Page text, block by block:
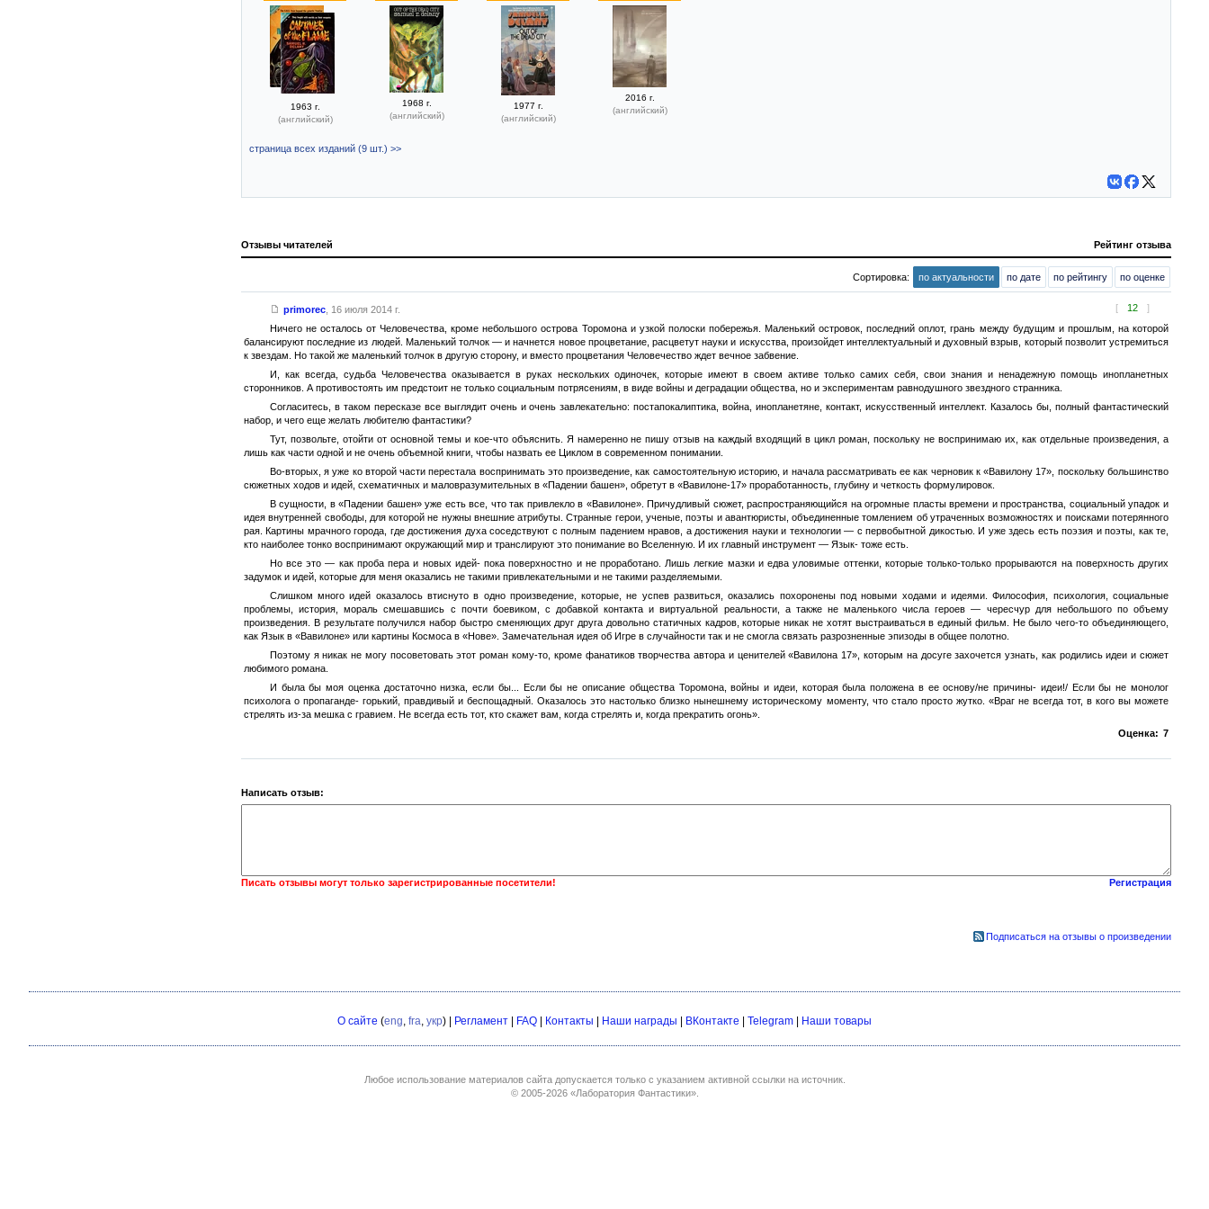
1963 г.
(английский)
1968 г.
(английский)
1977 г.
(английский)
2016 г.
(английский)
страница всех изданий (9 шт.) >>
Отзывы читателей Рейтинг отзыва
Сортировка: по актуальности по дате по рейтингу по оценке
[ 12 ]
primorec, 16 июля 2014 г.
Ничего не осталось от Человечества, кроме небольшого острова Торомона и узкой полоски побережья. Маленький островок, последний оплот, грань между будущим и прошлым, на которой
балансируют последние из людей. Маленький толчок — и начнется новое процветание, расцветут науки и искусства, произойдет интеллектуальный и духовный взрыв, который позволит устремиться
к звездам. Но такой же маленький толчок в другую сторону, и вместо процветания Человечество ждет вечное забвение.
И, как всегда, судьба Человечества оказывается в руках нескольких одиночек, которые имеют в своем активе только самих себя, свои знания и ненадежную помощь инопланетных
сторонников. А противостоять им предстоит не только социальным потрясениям, в виде войны и деградации общества, но и экспериментам равнодушного звездного странника.
Согласитесь, в таком пересказе все выглядит очень и очень завлекательно: постапокалиптика, война, инопланетяне, контакт, искусственный интеллект. Казалось бы, полный фантастический
набор, и чего еще желать любителю фантастики?
Тут, позвольте, отойти от основной темы и кое-что объяснить. Я намеренно не пишу отзыв на каждый входящий в цикл роман, поскольку не воспринимаю их, как отдельные произведения, а
лишь как части одной и не очень объемной книги, чтобы назвать ее Циклом в современном понимании.
Во-вторых, я уже ко второй части перестала воспринимать это произведение, как самостоятельную историю, и начала рассматривать ее как черновик к «Вавилону 17», поскольку большинство
сюжетных ходов и идей, схематичных и маловразумительных в «Падении башен», обретут в «Вавилоне-17» проработанность, глубину и четкость формулировок.
В сущности, в «Падении башен» уже есть все, что так привлекло в «Вавилоне». Причудливый сюжет, распространяющийся на огромные пласты времени и пространства, социальный упадок и
идея внутренней свободы, для которой не нужны внешние атрибуты. Странные герои, ученые, поэты и авантюристы, объединенные томлением об утраченных возможностях и поисками потерянного
рая. Картины мрачного города, где достижения духа соседствуют с полным падением нравов, а достижения науки и технологии — с первобытной дикостью. И уже здесь есть поэзия и поэты, как те,
кто наиболее тонко воспринимают окружающий мир и транслируют это понимание во Вселенную. И их главный инструмент — Язык- тоже есть.
Но все это — как проба пера и новых идей- пока поверхностно и не проработано. Лишь легкие мазки и едва уловимые оттенки, которые только-только прорываются на поверхность других
задумок и идей, которые для меня оказались не такими привлекательными и не такими разделяемыми.
Слишком много идей оказалось втиснуто в одно произведение, которые, не успев развиться, оказались похоронены под новыми ходами и идеями. Философия, психология, социальные
проблемы, история, мораль смешавшись с почти боевиком, с добавкой контакта и виртуальной реальности, а также не маленького числа героев — чересчур для небольшого по объему
произведения. В результате получился набор быстро сменяющих друг друга довольно статичных кадров, которые никак не хотят выстраиваться в единый фильм. Не было чего-то объединяющего,
как Язык в «Вавилоне» или картины Космоса в «Нове». Замечательная идея об Игре в случайности так и не смогла связать разрозненные эпизоды в общее полотно.
Поэтому я никак не могу посоветовать этот роман кому-то, кроме фанатиков творчества автора и ценителей «Вавилона 17», которым на досуге захочется узнать, как родились идеи и сюжет
любимого романа.
И была бы моя оценка достаточно низка, если бы... Если бы не описание общества Торомона, войны и идеи, которая была положена в ее основу/не причины- идеи!/ Если бы не монолог
психолога о пропаганде- горький, правдивый и беспощадный. Оказалось это настолько близко нынешнему историческому моменту, что стало просто жутко. «Враг не всегда тот, в кого вы можете
стрелять из-за мешка с гравием. Не всегда есть тот, кто скажет вам, когда стрелять и, когда прекратить огонь».
Оценка: 7
Написать отзыв:
Писать отзывы могут только зарегистрированные посетители! Регистрация
Подписаться на отзывы о произведении
О сайте (eng fra укр) | Регламент | FAQ | Контакты | Наши награды | ВКонтакте | Telegram | Наши товары
Любое использование материалов сайта допускается только с указанием активной ссылки на источник.
© 2005-2026 «Лаборатория Фантастики».